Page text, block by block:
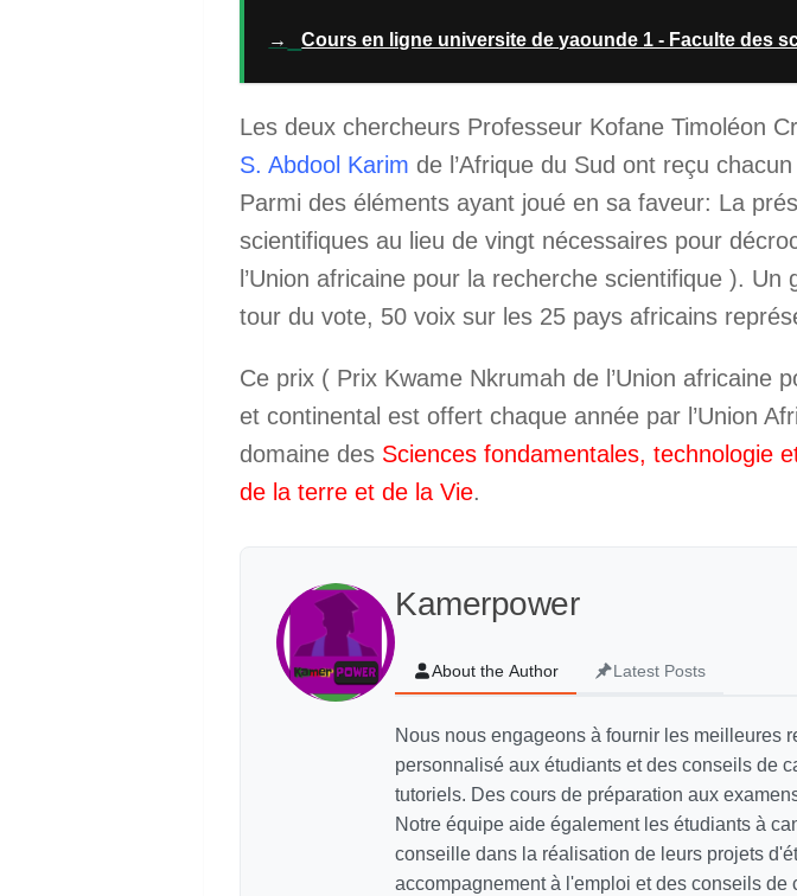
→ Cours en ligne universite de yaounde 1 - Faculte des
Les deux chercheurs Professeur Kofane Timoléon
S. Abdool Karim de l’Afrique du Sud ont reçu
Parmi des éléments ayant joué en sa faveur: La
scientifiques au lieu de vingt nécessaires pour
l’Union africaine pour la recherche scientifique ).
tour du vote, 50 voix sur les 25 pays africains
Ce prix ( Prix Kwame Nkrumah de l’Union africaine
et continental est offert chaque année par l’Union
domaine des Sciences fondamentales, technologie
de la terre et de la Vie.
Kamerpower
About the Author Latest Posts
Nous nous engageons à fournir les meilleures
personnalisé aux étudiants et des conseils de
tutoriels. Des cours de préparation aux
Notre équipe aide également les étudiants à
conseille dans la réalisation de leurs projets
accompagnement à l'emploi et des conseils